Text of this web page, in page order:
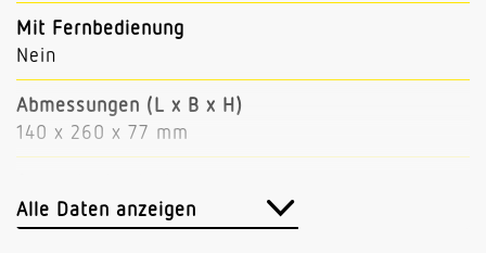
Mit Fernbedienung
Nein
Abmessungen (L x B x H)
140 x 260 x 77 mm
Passiv Infrarot
Alle Daten anzeigen